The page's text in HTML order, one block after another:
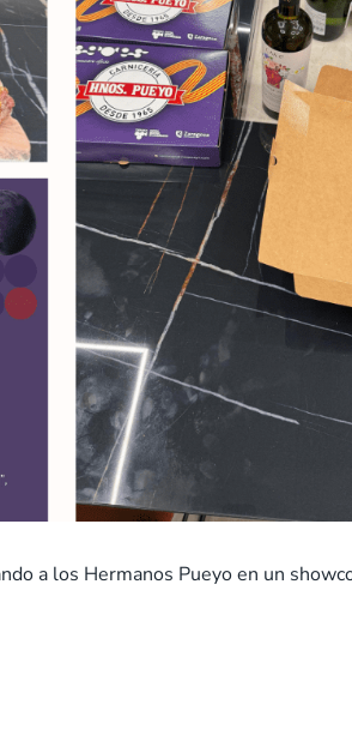
a los Hermanos Pueyo en un